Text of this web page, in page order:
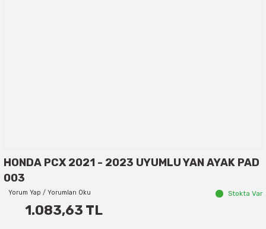
HONDA PCX 2021 - 2023 UYUMLU YAN AYAK PAD
003
Yorum Yap / Yorumları Oku Stokta Var
1.083,63 TL